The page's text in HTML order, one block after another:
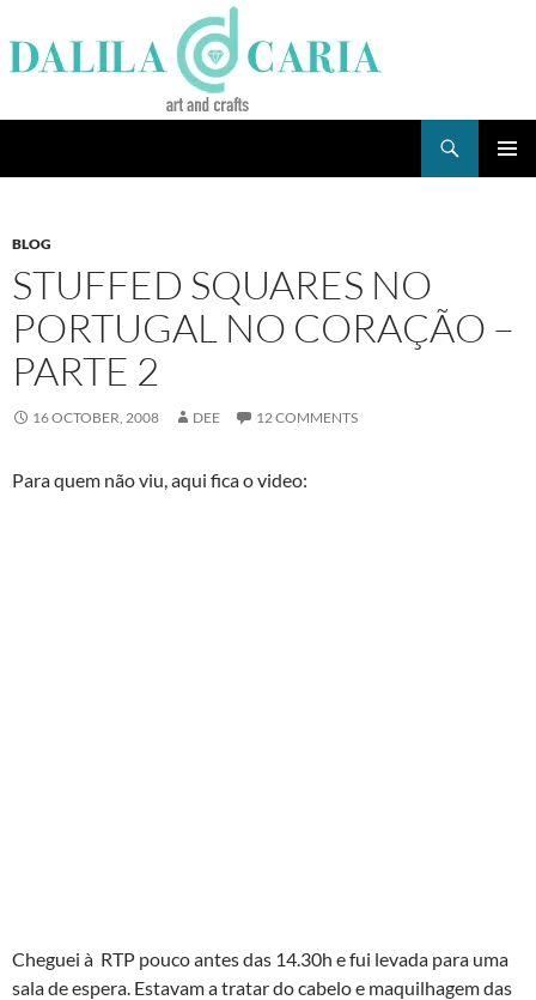
to
content
BLOG
STUFFED SQUARES NO
PORTUGAL NO CORAÇÃO –
PARTE 2
16 OCTOBER, 2008 DEE 12 COMMENTS
Para quem não viu, aqui fica o video:
Cheguei à RTP pouco antes das 14.30h e fui levada para uma
sala de espera. Estavam a tratar do cabelo e maquilhagem das